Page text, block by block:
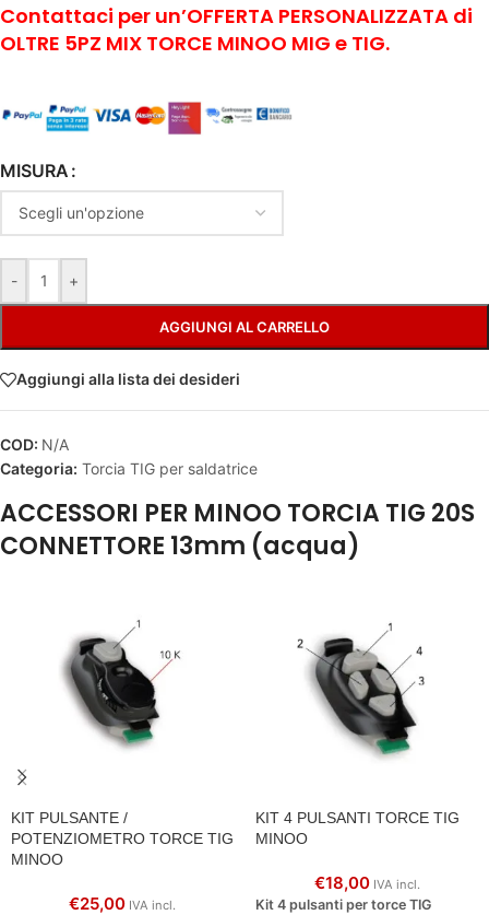
Contattaci per un’OFFERTA PERSONALIZZATA di
OLTRE 5PZ MIX TORCE MINOO MIG e TIG.
MISURA
- +
AGGIUNGI AL CARRELLO
Alternative:
Aggiungi alla lista dei desideri
COD: N/A
Categoria: Torcia TIG per saldatrice
ACCESSORI PER MINOO TORCIA TIG 20S
CONNETTORE 13mm (acqua)
KIT PULSANTE /
POTENZIOMETRO TORCE TIG
MINOO
€25,00 IVA incl.
KIT 4 PULSANTI TORCE TIG
MINOO
€18,00 IVA incl.
Kit 4 pulsanti per torce TIG